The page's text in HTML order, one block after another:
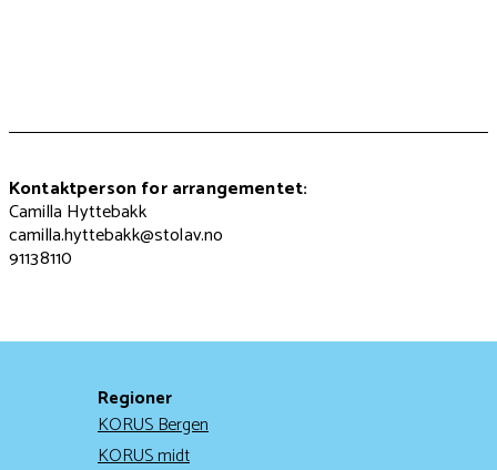
Kontaktperson for arrangementet:
Camilla Hyttebakk
camilla.hyttebakk@stolav.no
91138110
Regioner
KORUS Bergen
KORUS midt